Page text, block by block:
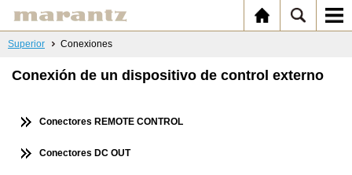
Superior Conexiones
Conexión de un dispositivo de control externo
Conectores REMOTE CONTROL
Conectores DC OUT